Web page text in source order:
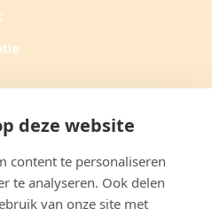
Haar werkwijze is heel
deze website
content te personaliseren
te analyseren. Ook delen
van onze site met